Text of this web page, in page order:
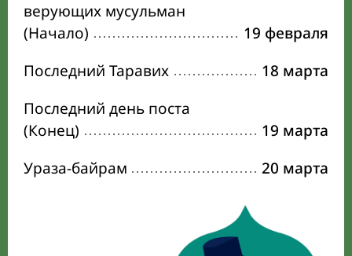
верующих мусульман
(Начало)
19 февраля
Последний Таравих
18 марта
Последний день поста
(Конец)
19 марта
Ураза-байрам
20 марта